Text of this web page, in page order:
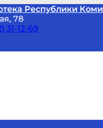
Республики Коми
78
31-12-69